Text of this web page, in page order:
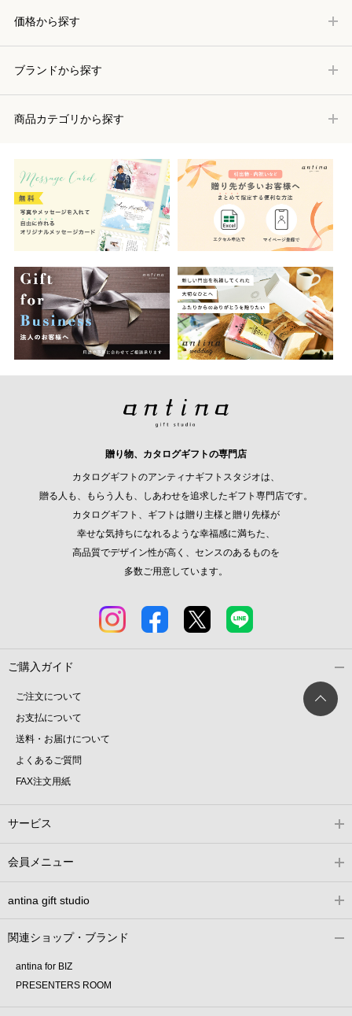
価格から探す
ブランドから探す
商品カテゴリから探す
贈り物、カタログギフトの専門店
カタログギフトのアンティナギフトスタジオは、
贈る人も、もらう人も、しあわせを追求したギフト専門店です。
カタログギフト、ギフトは贈り主様と贈り先様が
幸せな気持ちになれるような幸福感に満ちた、
高品質でデザイン性が高く、センスのあるものを
多数ご用意しています。
ご購入ガイド
ご注文について
お支払について
送料・お届けについて
よくあるご質問
FAX注文用紙
サービス
会員メニュー
antina gift studio
関連ショップ・ブランド
antina for BIZ
PRESENTERS ROOM